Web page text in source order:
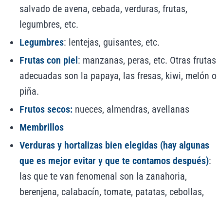
salvado de avena, cebada, verduras, frutas,
legumbres, etc.
Legumbres: lentejas, guisantes, etc.
Frutas con piel: manzanas, peras, etc. Otras frutas
adecuadas son la papaya, las fresas, kiwi, melón o
piña.
Frutos secos: nueces, almendras, avellanas
Membrillos
Verduras y hortalizas bien elegidas (hay algunas
que es mejor evitar y que te contamos después):
las que te van fenomenal son la zanahoria,
berenjena, calabacín, tomate, patatas, cebollas,